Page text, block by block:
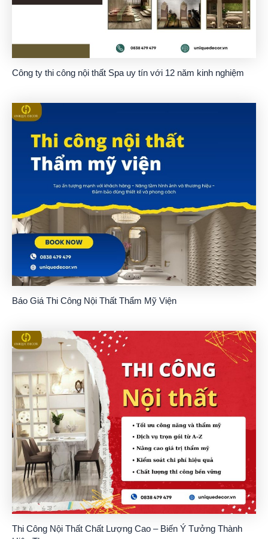
Công ty thi công nội thất Spa uy tín với 12 năm kinh nghiệm
Báo Giá Thi Công Nội Thất Thẩm Mỹ Viện
Thi Công Nội Thất Chất Lượng Cao – Biến Ý Tưởng Thành